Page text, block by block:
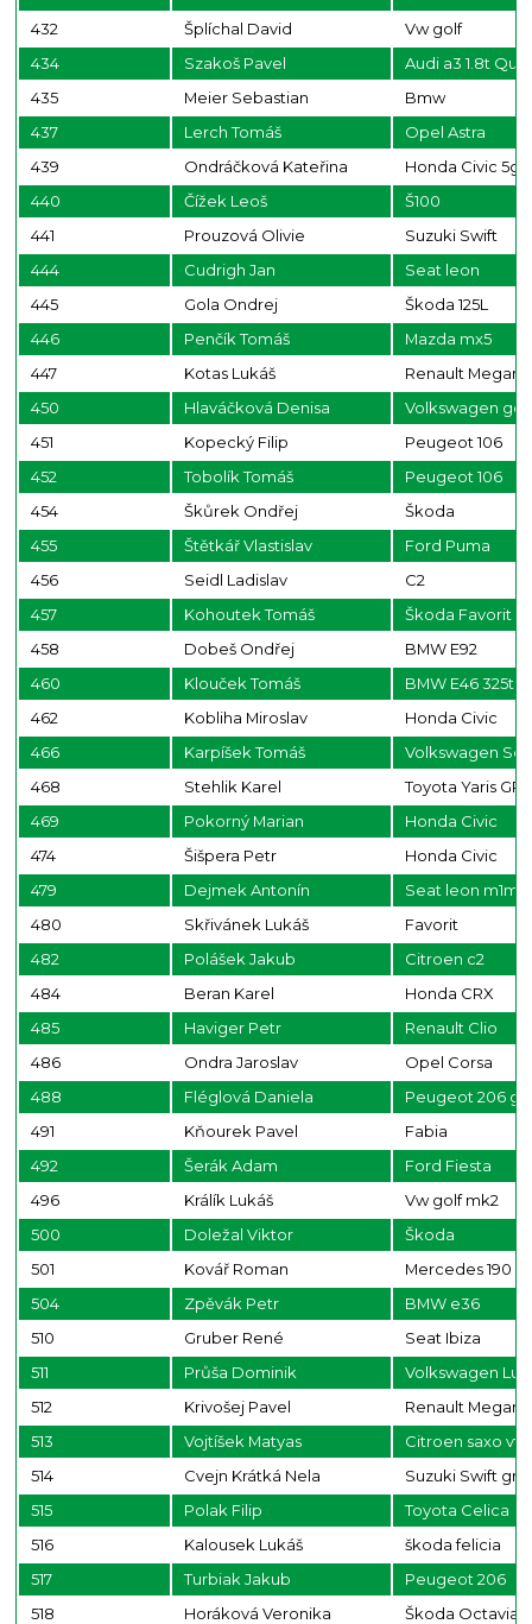
432
Šplíchal David
Vw golf
434
Szakoš Pavel
Audi a3 1.8t
435
Meier Sebastian
Bmw
437
Lerch Tomáš
Opel Astra
439
Ondráčková Kateřina
Honda Civic 5g
440
Čížek Leoš
Š100
441
Prouzová Olivie
Suzuki Swift
444
Cudrigh Jan
Seat leon
445
Gola Ondrej
Škoda 125L
446
Penčík Tomáš
Mazda mx5
447
Kotas Lukáš
Renault Megane
450
Hlaváčková Denisa
Volkswagen golf
451
Kopecký Filip
Peugeot 106
452
Tobolík Tomáš
Peugeot 106
454
Škůrek Ondřej
Škoda
455
Štětkář Vlastislav
Ford Puma
456
Seidl Ladislav
C2
457
Kohoutek Tomáš
Škoda Favorit
458
Dobeš Ondřej
BMW E92
460
Klouček Tomáš
BMW E46 325ti
462
Kobliha Miroslav
Honda Civic
466
Karpíšek Tomáš
Volkswagen
468
Stehlik Karel
Toyota Yaris GR
469
Pokorný Marian
Honda Civic
474
Šišpera Petr
Honda Civic
479
Dejmek Antonín
Seat leon m1m
480
Skřivánek Lukáš
Favorit
482
Polášek Jakub
Citroen c2
484
Beran Karel
Honda CRX
485
Haviger Petr
Renault Clio
486
Ondra Jaroslav
Opel Corsa
488
Fléglová Daniela
Peugeot 206 gti
491
Kňourek Pavel
Fabia
492
Šerák Adam
Ford Fiesta
496
Králík Lukáš
Vw golf mk2
500
Doležal Viktor
Škoda
501
Kovář Roman
Mercedes 190
504
Zpěvák Petr
BMW e36
510
Gruber René
Seat Ibiza
511
Průša Dominik
Volkswagen
512
Krivošej Pavel
Renault Megane
513
Vojtíšek Matyas
Citroen saxo vts
514
Cvejn Krátká Nela
Suzuki Swift gri
515
Polak Filip
Toyota Celica
516
Kalousek Lukáš
škoda felicia
517
Turbiak Jakub
Peugeot 206
518
Horáková Veronika
Škoda Octavia 1